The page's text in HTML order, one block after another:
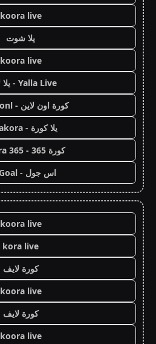
koora live
يلا شوت
koora live
Yalla Live - يلا لايف
كورة اون لاين - koora onl
يلا كورة - yallakora
كورة 365 - kooora 365
اس جول - AS Goal
koora live
kora live
كورة لايف
koora live
كورة لايف
koora live